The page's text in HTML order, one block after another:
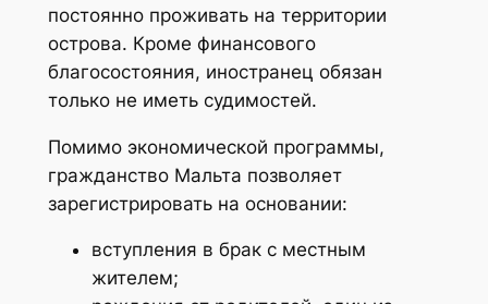
постоянно проживать на территории
острова. Кроме финансового
благосостояния, иностранец обязан
только не иметь судимостей.
Помимо экономической программы,
гражданство Мальта позволяет
зарегистрировать на основании:
вступления в брак с местным
жителем;